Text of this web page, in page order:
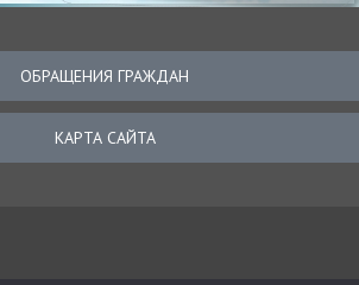
ОБРАЩЕНИЯ ГРАЖДАН
КАРТА САЙТА